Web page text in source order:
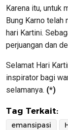
Karena itu, untuk
Bung Karno
hari Kartini.
perjuangan dan
Selamat Hari
inspirator bagi
selamanya. (*)
Tag Terkait:
emansipasi